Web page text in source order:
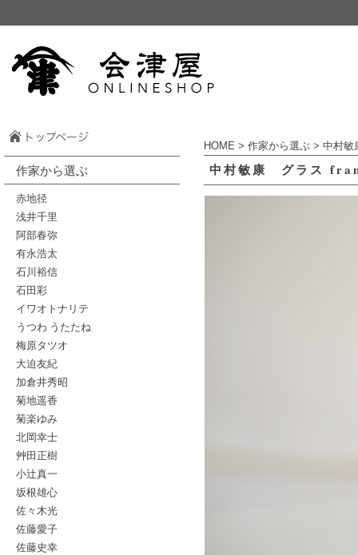
作家から選ぶ
赤地径
浅井千里
阿部春弥
有永浩太
石川裕信
石田彩
イワオトナリテ
うつわ うたたね
梅原タツオ
大迫友紀
加倉井秀昭
菊地遥香
菊楽ゆみ
北岡幸士
艸田正樹
小辻真一
坂根雄心
佐々木光
佐藤愛子
佐藤史幸
HOME > 作家から選ぶ > 中村敏
中村敏康 グラス